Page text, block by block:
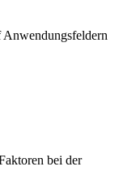
bei der